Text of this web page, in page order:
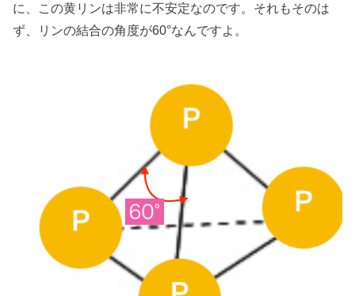
に、この黄リンは非常に不安定なのです。それもそのは
ず、リンの結合の角度が60°なんですよ。